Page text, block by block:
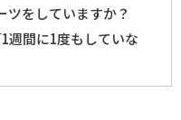
をしていますか？
週間に1度もしていな